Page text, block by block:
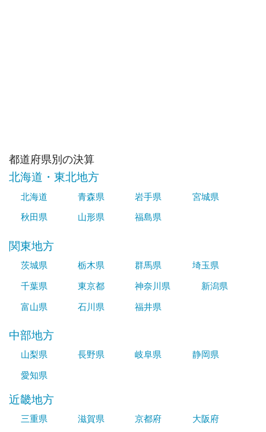
都道府県別の決算
北海道・東北地方
北海道 青森県 岩手県
宮城県
秋田県
山形県 福島県
関東地方
茨城県 栃木県 群馬県
埼玉県
千葉県
東京都 神奈川県
新潟県
富山県
石川県 福井県
中部地方
山梨県 長野県 岐阜県
静岡県
愛知県
近畿地方
三重県 滋賀県 京都府
大阪府